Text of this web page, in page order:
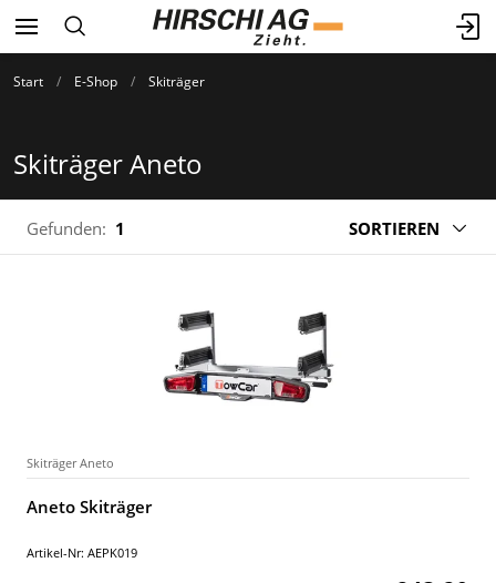
Start E-Shop Skiträger
Skiträger Aneto
Gefunden: 1 SORTIEREN
Skiträger Aneto
Aneto Skiträger
Artikel-Nr: AEPK019